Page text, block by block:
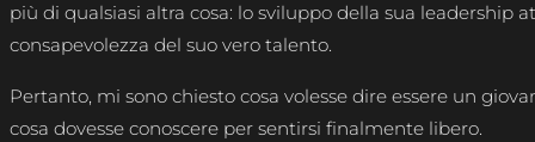
più di qualsiasi altra cosa: lo sviluppo della sua leadership
consapevolezza del suo vero talento.
Pertanto, mi sono chiesto cosa volesse dire essere un
cosa dovesse conoscere per sentirsi finalmente libero.